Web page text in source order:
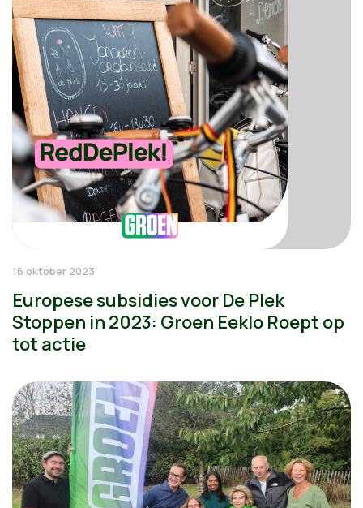
16 oktober 2023
Europese subsidies voor De Plek
Stoppen in 2023: Groen Eeklo Roept op
tot actie